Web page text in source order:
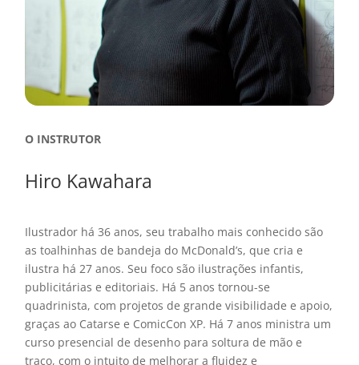
O INSTRUTOR
Hiro Kawahara
Ilustrador há 36 anos, seu trabalho mais conhecido são
as toalhinhas de bandeja do McDonald’s, que cria e
ilustra há 27 anos. Seu foco são ilustrações infantis,
publicitárias e editoriais. Há 5 anos tornou-se
quadrinista, com projetos de grande visibilidade e apoio,
graças ao Catarse e ComicCon XP. Há 7 anos ministra um
curso presencial de desenho para soltura de mão e
traço, com o intuito de melhorar a fluidez e